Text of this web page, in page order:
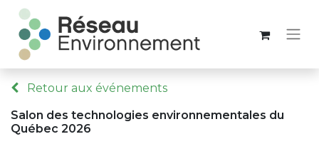
Retour aux événements
Salon des technologies environnementales du
Québec 2026